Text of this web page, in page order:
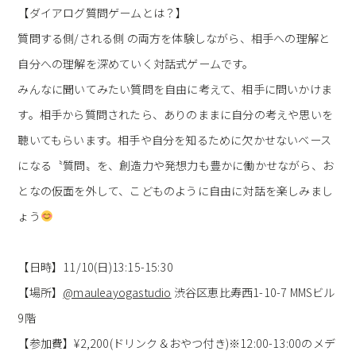
【ダイアログ質問ゲームとは？】
質問する側/される側 の両方を体験しながら、相手への理解と
自分への理解を深めていく対話式ゲームです。
みんなに聞いてみたい質問を自由に考えて、相手に問いかけま
す。相手から質問されたら、ありのままに自分の考えや思いを
聴いてもらいます。相手や自分を知るために欠かせないベース
になる〝質問〟を、創造力や発想力も豊かに働かせながら、お
となの仮面を外して、こどものように自由に対話を楽しみまし
ょう
【日時】11/10(日)13:15-15:30
【場所】 @mauleayogastudio 渋谷区恵比寿西1-10-7 MMSビル
9階
【参加費】¥2,200(ドリンク＆おやつ付き)※12:00-13:00のメデ